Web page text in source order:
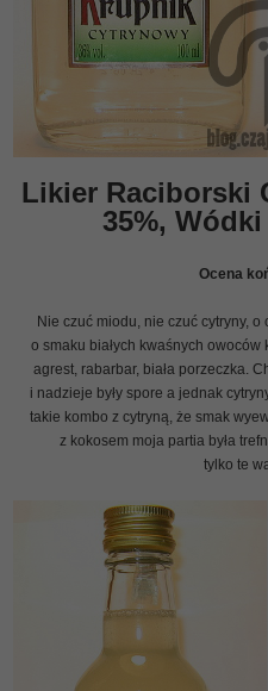
Likier Raciborski
35%,
Ocena
Nie czuć miodu, nie czuć cytryny,
o smaku białych kwaśnych
agrest, rabarbar, biała porzeczka.
i nadzieje były spore a jednak
takie kombo z cytryną, że smak
z kokosem moja partia była
tylko te